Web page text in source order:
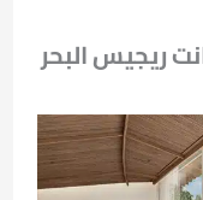
ريجيس البحر